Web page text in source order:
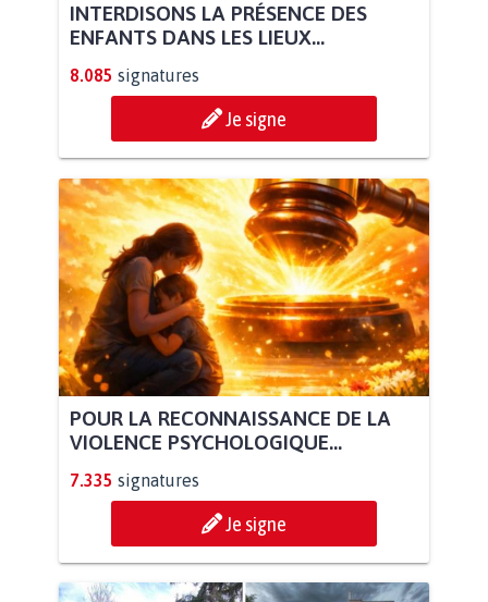
INTERDISONS LA PRÉSENCE DES
ENFANTS DANS LES LIEUX...
8.085 signatures
Je signe
POUR LA RECONNAISSANCE DE LA
VIOLENCE PSYCHOLOGIQUE...
7.335 signatures
Je signe